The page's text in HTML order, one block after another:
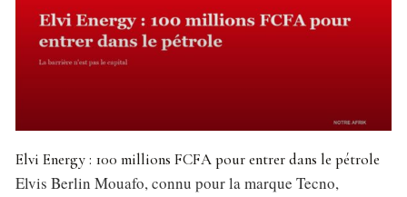
Elvi Energy : 100 millions FCFA pour entrer dans le pétrole
Elvis Berlin Mouafo, connu pour la marque Tecno,